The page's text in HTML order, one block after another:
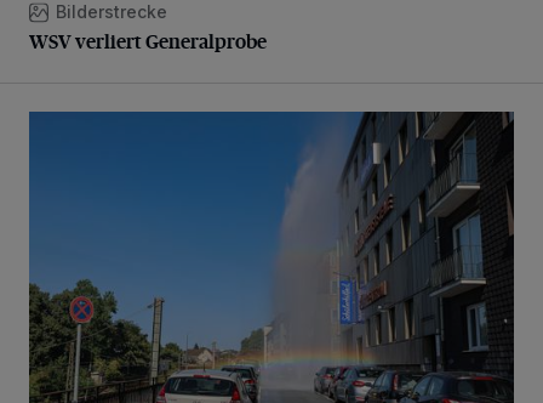
WSV verliert Generalprobe
Bilderstrecke
WSV verliert Generalprobe